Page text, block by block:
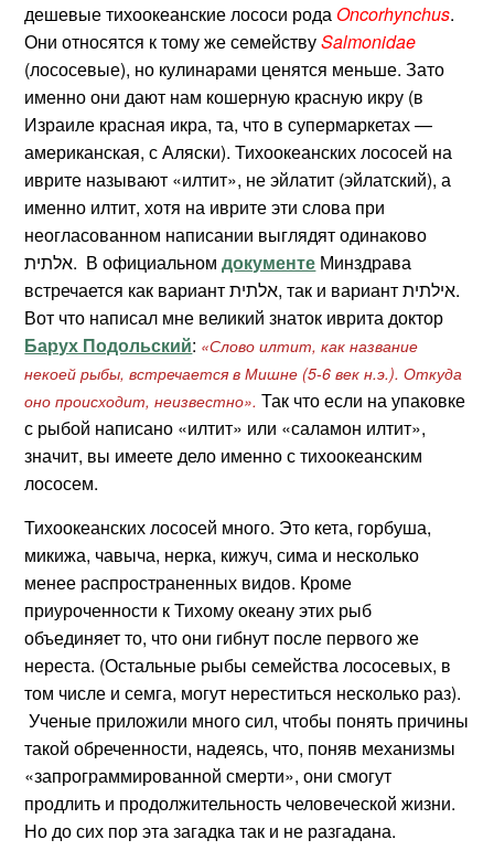
дешевые тихоокеанские лососи родаOncorhynchus.
Они относятся к тому же семействуSalmonidae
(лососевые), но кулинарами ценятся меньше. Зато
именно они дают нам кошерную красную икру (в
Израиле красная икра, та, что в супермаркетах —
американская, с Аляски). Тихоокеанских лососей на
иврите называют «илтит», не эйлатит (эйлатский), а
именно илтит, хотя на иврите эти слова при
неогласованном написании выглядят одинаково
אלתית. В официальномдокументе Минздрава
встречается как вариант אלתית, так и вариант אילתית.
Вот что написал мне великий знаток иврита доктор
Барух Подольский: «Слово илтит, как название
некоей рыбы, встречается в Мишне (5-6 век н.э.). Откуда
оно происходит, неизвестно». Так что если на упаковке
с рыбой написано «илтит» или «саламон илтит»,
значит, вы имеете дело именно с тихоокеанским
лососем.
Тихоокеанских лососей много. Это кета, горбуша,
микижа, чавыча, нерка, кижуч, сима и несколько
менее распространенных видов. Кроме
приуроченности к Тихому океану этих рыб
объединяет то, что они гибнут после первого же
нереста. (Остальные рыбы семейства лососевых, в
том числе и семга, могут нереститься несколько раз).
Ученые приложили много сил, чтобы понять причины
такой обреченности, надеясь, что, поняв механизмы
«запрограммированной смерти», они смогут
продлить и продолжительность человеческой жизни.
Но до сих пор эта загадка так и не разгадана.